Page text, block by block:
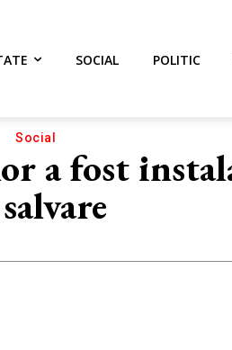
SOCIAL POLITIC
Social
a fost